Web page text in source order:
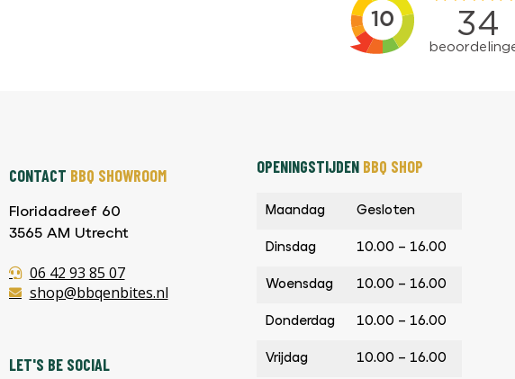
CONTACT BBQ SHOWROOM
Floridadreef 60
3565 AM Utrecht
06 42 93 85 07
shop@bbqenbites.nl
LET'S BE SOCIAL
OPENINGSTIJDEN BBQ SHOP
Maandag Gesloten
Dinsdag 10.00 – 16.00
Woensdag 10.00 – 16.00
Donderdag 10.00 – 16.00
Vrijdag 10.00 – 16.00